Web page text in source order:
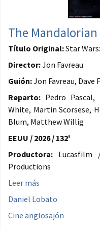
The
Título Original:Star
Director:Jon Favreau
Guión:Jon Favreau,
Reparto: Pedro Pascal,
White, Martin Scorsese,
Blum, Matthew Willig
EEUU / 2026 / 132'
Productora: Lucasfilm
Productions
Leer más
Daniel Lobato
Cine anglosajón